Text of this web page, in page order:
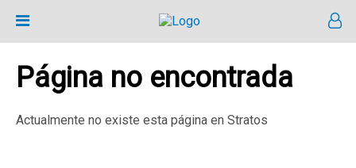
Página no encontrada
Actualmente no existe esta página en Stratos